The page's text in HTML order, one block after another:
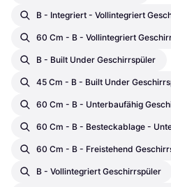
B - Integriert - Vollintegriert
60 Cm - B - Vollintegriert
B - Built Under Geschirrspüler
45 Cm - B - Built Under
60 Cm - B - Unterbaufähig
60 Cm - B - Besteckablage -
60 Cm - B - Freistehend
B - Vollintegriert Geschirrspüler